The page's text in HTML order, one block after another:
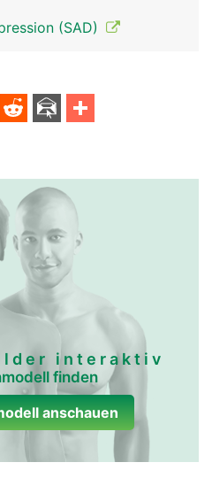
(SAD)
interaktiv
finden
anschauen